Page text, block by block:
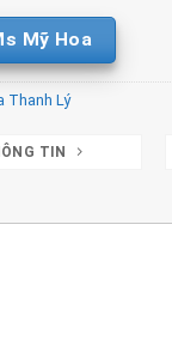
Mỹ Hoa
Thanh Lý
TIN